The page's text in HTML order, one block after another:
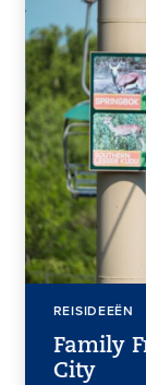
REISIDEEËN
Family
City